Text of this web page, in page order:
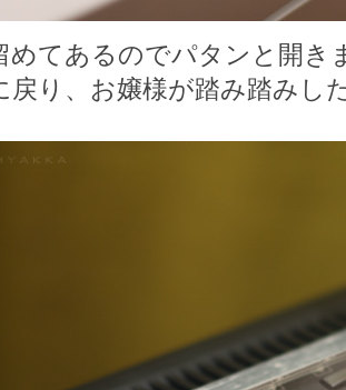
めてあるのでパタンと開き
戻り、お嬢様が踏み踏みし